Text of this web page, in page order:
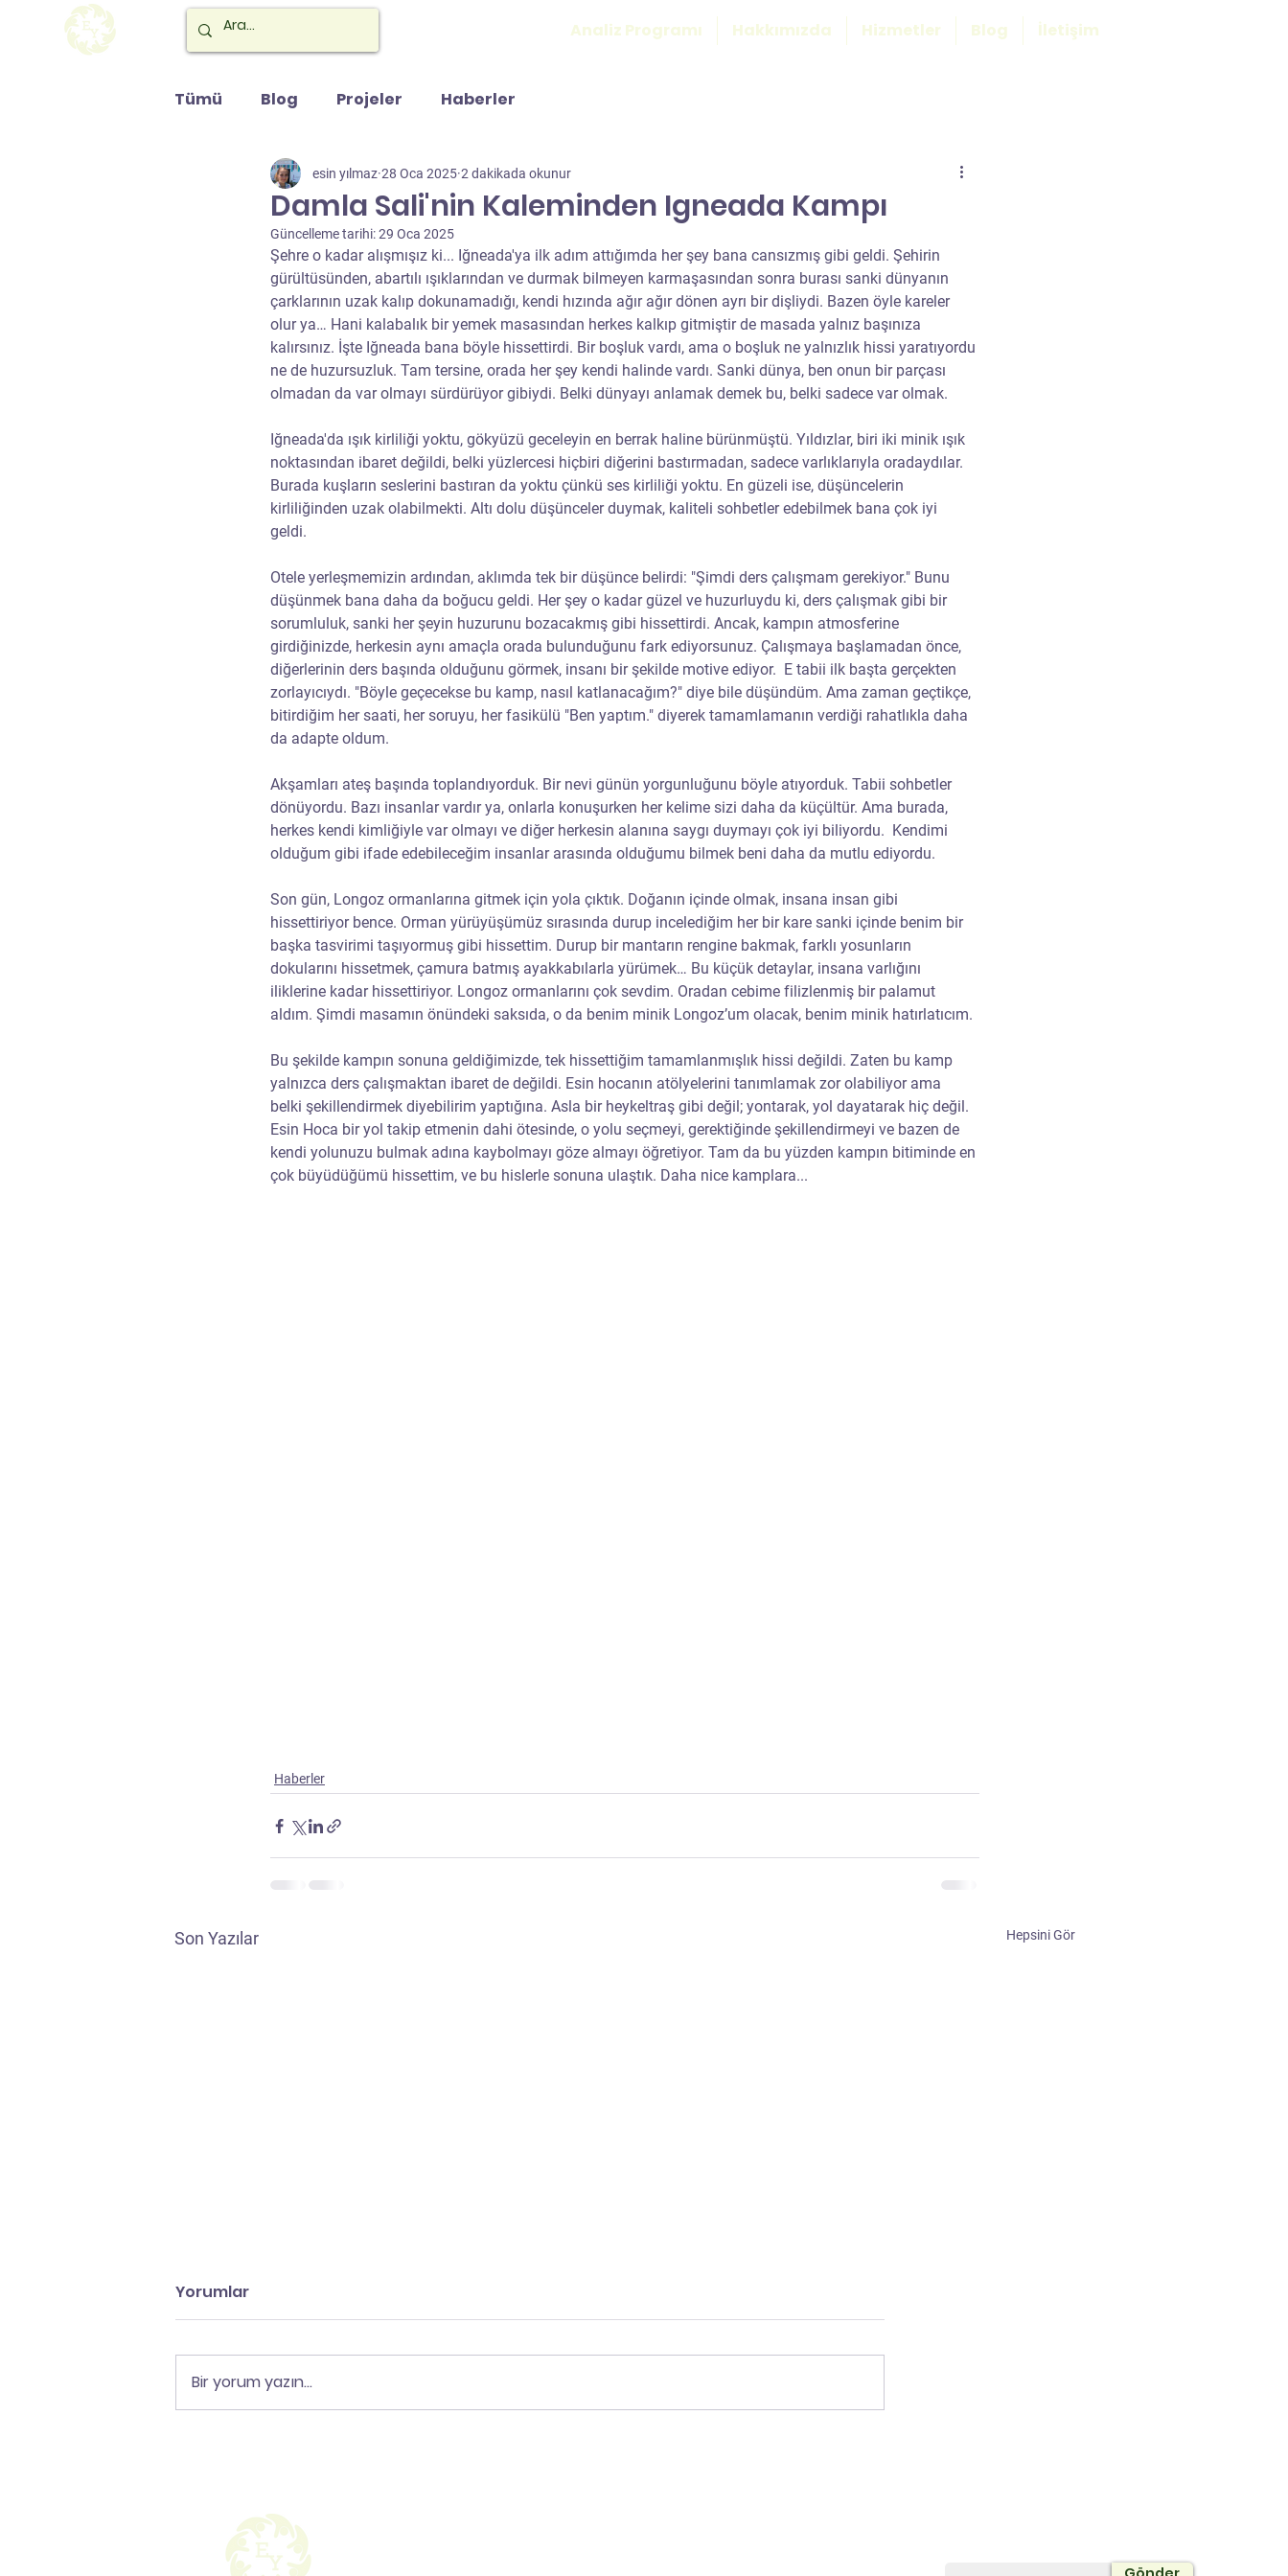
Analiz Programı Hakkımızda Hizmetler Blog İletişim
Tümü Blog Projeler Haberler
Damla Sali'nin Kaleminden Igneada Kampı
esin yılmaz 28 Oca 2025 2 dakikada okunur
Güncelleme tarihi:29 Oca 2025
Şehre o kadar alışmışız ki... Iğneada'ya ilk adım attığımda her şey bana cansızmış gibi geldi. Şehirin
gürültüsünden, abartılı ışıklarından ve durmak bilmeyen karmaşasından sonra burası sanki dünyanın
çarklarının uzak kalıp dokunamadığı, kendi hızında ağır ağır dönen ayrı bir dişliydi. Bazen öyle kareler
olur ya… Hani kalabalık bir yemek masasından herkes kalkıp gitmiştir de masada yalnız başınıza
kalırsınız. İşte Iğneada bana böyle hissettirdi. Bir boşluk vardı, ama o boşluk ne yalnızlık hissi yaratıyordu
ne de huzursuzluk. Tam tersine, orada her şey kendi halinde vardı. Sanki dünya, ben onun bir parçası
olmadan da var olmayı sürdürüyor gibiydi. Belki dünyayı anlamak demek bu, belki sadece var olmak.
Iğneada'da ışık kirliliği yoktu, gökyüzü geceleyin en berrak haline bürünmüştü. Yıldızlar, biri iki minik ışık
noktasından ibaret değildi, belki yüzlercesi hiçbiri diğerini bastırmadan, sadece varlıklarıyla oradaydılar.
Burada kuşların seslerini bastıran da yoktu çünkü ses kirliliği yoktu. En güzeli ise, düşüncelerin
kirliliğinden uzak olabilmekti. Altı dolu düşünceler duymak, kaliteli sohbetler edebilmek bana çok iyi
geldi.
Otele yerleşmemizin ardından, aklımda tek bir düşünce belirdi: "Şimdi ders çalışmam gerekiyor." Bunu
düşünmek bana daha da boğucu geldi. Her şey o kadar güzel ve huzurluydu ki, ders çalışmak gibi bir
sorumluluk, sanki her şeyin huzurunu bozacakmış gibi hissettirdi. Ancak, kampın atmosferine
girdiğinizde, herkesin aynı amaçla orada bulunduğunu fark ediyorsunuz. Çalışmaya başlamadan önce,
diğerlerinin ders başında olduğunu görmek, insanı bir şekilde motive ediyor.  E tabii ilk başta gerçekten
zorlayıcıydı. "Böyle geçecekse bu kamp, nasıl katlanacağım?" diye bile düşündüm. Ama zaman geçtikçe,
bitirdiğim her saati, her soruyu, her fasikülü "Ben yaptım." diyerek tamamlamanın verdiği rahatlıkla daha
da adapte oldum.
Akşamları ateş başında toplandıyorduk. Bir nevi günün yorgunluğunu böyle atıyorduk. Tabii sohbetler
dönüyordu. Bazı insanlar vardır ya, onlarla konuşurken her kelime sizi daha da küçültür. Ama burada,
herkes kendi kimliğiyle var olmayı ve diğer herkesin alanına saygı duymayı çok iyi biliyordu.  Kendimi
olduğum gibi ifade edebileceğim insanlar arasında olduğumu bilmek beni daha da mutlu ediyordu.
Son gün, Longoz ormanlarına gitmek için yola çıktık. Doğanın içinde olmak, insana insan gibi
hissettiriyor bence. Orman yürüyüşümüz sırasında durup incelediğim her bir kare sanki içinde benim bir
başka tasvirimi taşıyormuş gibi hissettim. Durup bir mantarın rengine bakmak, farklı yosunların
dokularını hissetmek, çamura batmış ayakkabılarla yürümek… Bu küçük detaylar, insana varlığını
iliklerine kadar hissettiriyor. Longoz ormanlarını çok sevdim. Oradan cebime filizlenmiş bir palamut
aldım. Şimdi masamın önündeki saksıda, o da benim minik Longoz’um olacak, benim minik hatırlatıcım.
Bu şekilde kampın sonuna geldiğimizde, tek hissettiğim tamamlanmışlık hissi değildi. Zaten bu kamp
yalnızca ders çalışmaktan ibaret de değildi. Esin hocanın atölyelerini tanımlamak zor olabiliyor ama
belki şekillendirmek diyebilirim yaptığına. Asla bir heykeltraş gibi değil; yontarak, yol dayatarak hiç değil.
Esin Hoca bir yol takip etmenin dahi ötesinde, o yolu seçmeyi, gerektiğinde şekillendirmeyi ve bazen de
kendi yolunuzu bulmak adına kaybolmayı göze almayı öğretiyor. Tam da bu yüzden kampın bitiminde en
çok büyüdüğümü hissettim, ve bu hislerle sonuna ulaştık. Daha nice kamplara...
Haberler
Son Yazılar Hepsini Gör
Yorumlar
Bir yorum yazın...